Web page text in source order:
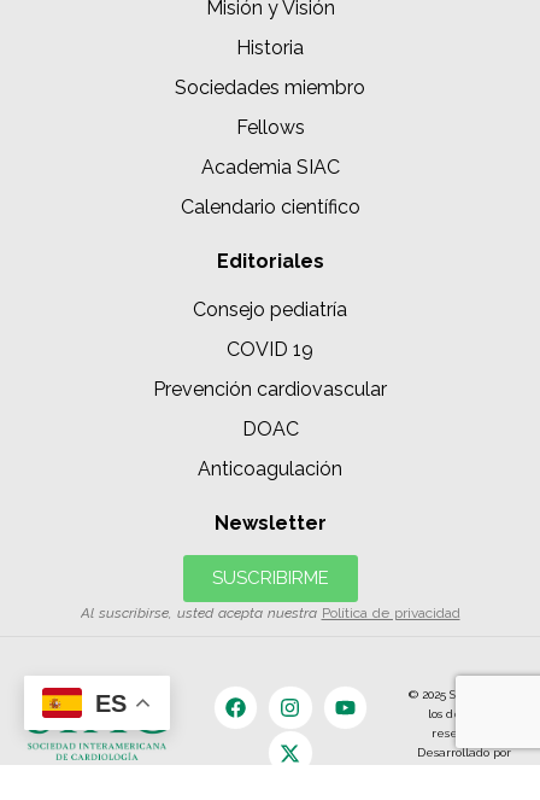
Misión y Visión
Historia
Sociedades miembro
Fellows
Academia SIAC
Calendario científico
Editoriales
Consejo pediatría
COVID 19
Prevención cardiovascular
DOAC
Anticoagulación
Newsletter
SUSCRIBIRME
Al suscribirse, usted acepta nuestra Política de privacidad
© 2025 SIAC | Todos
los derechos
reservados.
Desarrollado por
ES